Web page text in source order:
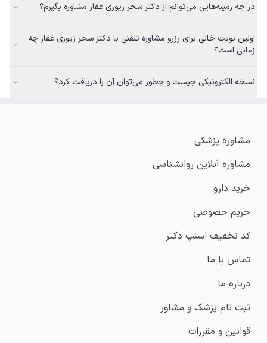
در چه زمینه‌هایی می‌توانم از دکتر سحر زیوری غفار مشاوره بگیرم؟
اولین نوبت خالی برای رزرو مشاوره تلفنی با دکتر سحر زیوری غفار چه
زمانی است؟
نسخه الکترونیکی چیست و چطور می‌توان آن را دریافت کرد؟
مشاوره پزشکی
مشاوره آنلاین روانشناسی
خرید دارو
حریم خصوصی
کد تخفیف اسنپ دکتر
تماس با ما
درباره ما
ثبت نام پزشک و مشاور
قوانین و مقررات